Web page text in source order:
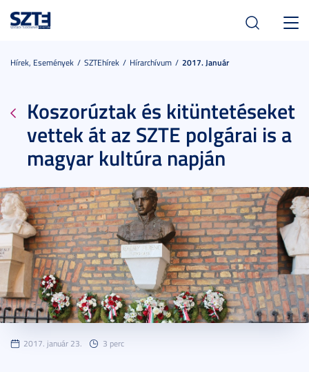
Hírek, Események SZTEhírek Hírarchívum 2017. Január
Koszorúztak és kitüntetéseket
vettek át az SZTE polgárai is a
magyar kultúra napján
2017. január 23. 3 perc